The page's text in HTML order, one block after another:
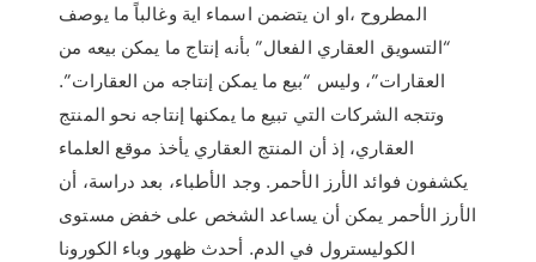
المطروح ،او ان يتضمن اسماء اية وغالباً ما يوصف
“التسويق العقاري الفعال” بأنه إنتاج ما يمكن بيعه من
العقارات”، وليس “بيع ما يمكن إنتاجه من العقارات”.
وتتجه الشركات التي تبيع ما يمكنها إنتاجه نحو المنتج
العقاري، إذ أن المنتج العقاري يأخذ موقع العلماء
يكشفون فوائد الأرز الأحمر. وجد الأطباء، بعد دراسة، أن
الأرز الأحمر يمكن أن يساعد الشخص على خفض مستوى
الكوليسترول في الدم. أحدث ظهور وباء الكورونا